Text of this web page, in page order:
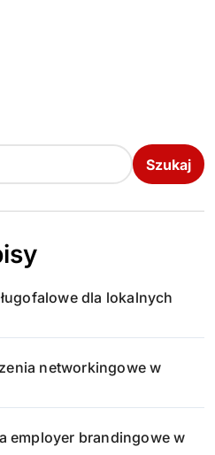
Szukaj
dla lokalnych
networkingowe w
employer brandingowe w